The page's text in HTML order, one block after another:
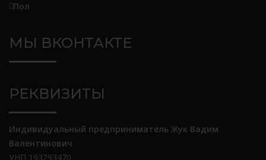
Пол
МЫ ВКОНТАКТЕ
РЕКВИЗИТЫ
Индивидуальный предприниматель Жук Вадим
Валентинович
УНП 193293470